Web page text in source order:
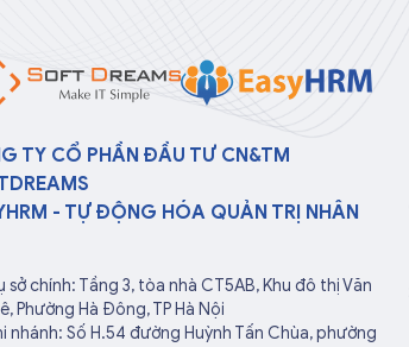
TY CỔ PHẦN ĐẦU TƯ CN&TM
- TỰ ĐỘNG HÓA QUẢN TRỊ NHÂN
sở chính: Tầng 3, tòa nhà CT5AB, Khu đô thị Văn
Phường Hà Đông, TP Hà Nội
nhánh: Số H.54 đường Huỳnh Tấn Chùa, phường